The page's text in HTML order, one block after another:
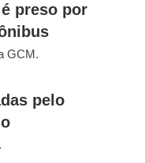
preso por
GCM.
pelo